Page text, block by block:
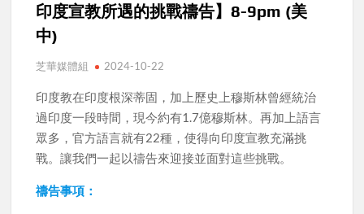
印度宣教所遇的挑戰禱告】8-9pm (美
中)
芝華媒體組 2024-10-22
印度教在印度根深蒂固，加上歷史上穆斯林曾經統治
過印度一段時間，現今約有1.7億穆斯林。再加上語言
眾多，官方語言就有22種，使得向印度宣教充滿挑
戰。讓我們一起以禱告來迎接並面對這些挑戰。
禱告事項：